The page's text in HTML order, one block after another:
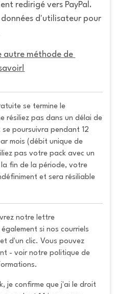
redirigé vers PayPal.
d'utilisateur pour
autre méthode de
résiliez pas dans un délai de
se poursuivra pendant 12
mois (débit unique de
pas votre pack avec un
fin de la période, votre
et sera résiliable
notre lettre
si nos courriels
d'un clic. Vous pouvez
- voir notre politique de
je confirme que j'ai le droit